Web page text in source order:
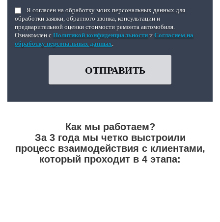
Я согласен на обработку моих персональных данных для
обработки заявки, обратного звонка, консультации и
предварительной оценки стоимости ремонта автомобиля.
Ознакомлен с Политикой конфиденциальности и Согласием на
обработку персональных данных
ОТПРАВИТЬ
Как мы работаем?
За 3 года мы четко выстроили
процесс взаимодействия с клиентами,
который проходит в 4 этапа: